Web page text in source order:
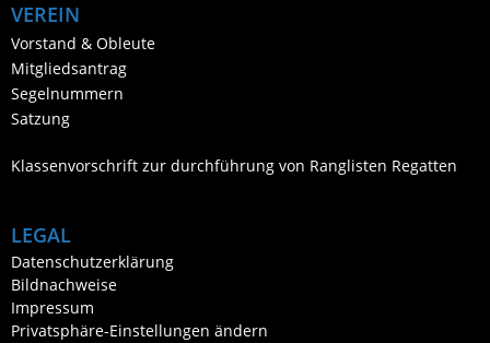
VEREIN
Vorstand & Obleute
Mitgliedsantrag
Segelnummern
Satzung
Klassenvorschrift zur durchführung von Ranglisten Regatten
LEGAL
Datenschutzerklärung
Bildnachweise
Impressum
Privatsphäre-Einstellungen ändern